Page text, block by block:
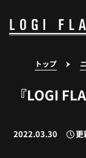
トップ
『LOGI
2022.03.30